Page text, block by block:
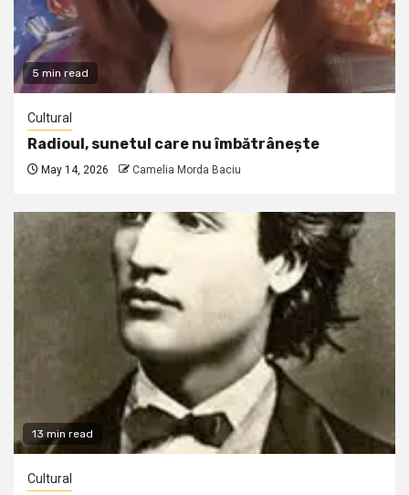
5 min read
Cultural
Radioul, sunetul care nu îmbătrânește
May 14, 2026 Camelia Morda Baciu
13 min read
Cultural